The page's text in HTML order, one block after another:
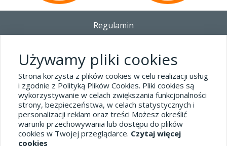
Regulamin
Polityka prywatności i pliki cookies
Blog
Dane kontaktowe
tel.32 445-74-07
sklep@hard-skin.pl
Używamy pliki cookies
Strona korzysta z plików cookies w celu realizacji usług
i zgodnie z Polityką Plików Cookies. Pliki cookies są
wykorzystywanie w celach zwiększania funkcjonalności
strony, bezpieczeństwa, w celach statystycznych i
personalizacji reklam oraz treści Możesz określić
warunki przechowywania lub dostępu do plików
cookies w Twojej przeglądarce. Czytaj więcej
cookies